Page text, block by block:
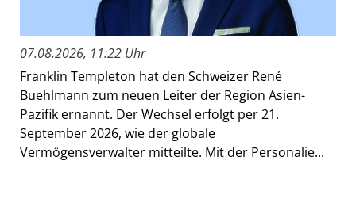
07.08.2026, 11:22 Uhr
Franklin Templeton hat den Schweizer René
Buehlmann zum neuen Leiter der Region Asien-
Pazifik ernannt. Der Wechsel erfolgt per 21.
September 2026, wie der globale
Vermögensverwalter mitteilte. Mit der Personalie...